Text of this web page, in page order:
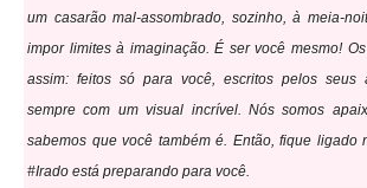
um casarão mal-assombrado, sozinho, à meia-
impor limites à imaginação. É ser você mesmo!
assim: feitos só para você, escritos pelos seus
sempre com um visual incrível. Nós somos
sabemos que você também é. Então, fique ligado
#Irado está preparando para você.